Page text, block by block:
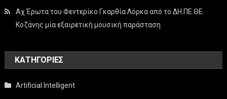
Αχ Έρωτα του Φεντερίκο Γκαρθία Λόρκα από το ΔΗ.ΠΕ.ΘΕ.
Κοζάνης μία εξαιρετική μουσική παράσταση
KΑΤΗΓΟΡΊΕΣ
Artificial Intelligent